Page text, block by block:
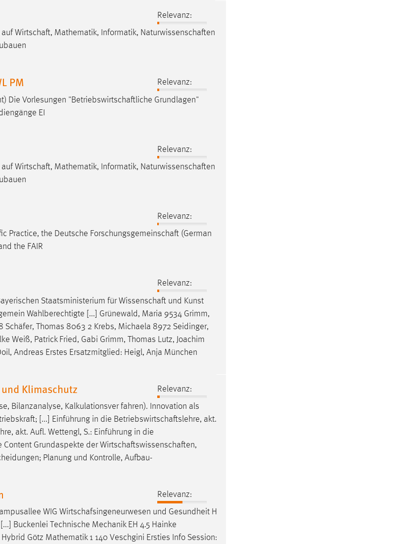
Relevanz:
aufWirtschaft, Mathematik, Informatik, Naturwissenschaften
PM
Relevanz:
Die Vorlesungen "Betriebswirtschaftliche Grundlagen"
EI
Relevanz:
aufWirtschaft, Mathematik, Informatik, Naturwissenschaften
Relevanz:
Practice, the Deutsche Forschungsgemeinschaft (German
the FAIR
Relevanz:
Staatsministerium fürWissenschaft und Kunst
Wahlberechtigte [...] Grünewald, Maria 9534 Grimm,
Schäfer, Thomas 8063 2 Krebs, Michaela 8972 Seidinger,
Weiß, Patrick Fried, Gabi Grimm, Thomas Lutz, Joachim
Andreas Erstes Ersatzmitglied: Heigl, Anja München
Klimaschutz
Relevanz:
Bilanzanalyse, Kalkulationsver fahren). Innovation als
[...] Einführung in die Betriebswirtschaftslehre, akt.
, akt. Aufl. Wettengl, S.: Einführung in die
Content Grundaspekte derWirtschaftswissenschaften,
Planung und Kontrolle, Aufbau-
Relevanz:
WIG Wirtschafsingeneurwesen und Gesundheit H
Buckenlei Technische Mechanik EH 4.5 Hainke
Götz Mathematik 1 140 Veschgini Ersties Info Session: